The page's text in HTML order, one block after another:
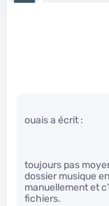
ouais a écrit :
toujours pas
dossier musique
manuellement et
fichiers.